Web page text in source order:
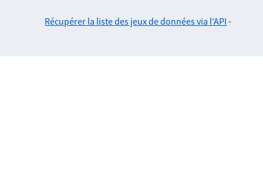
Récupérer la liste des jeux de données via l'API -